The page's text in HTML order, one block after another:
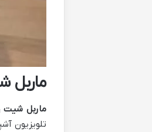
ماربل
ماربل شیت
تلویزیون